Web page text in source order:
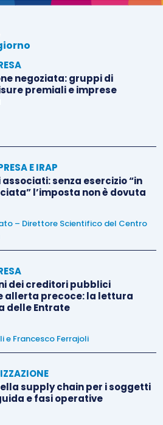
negoziata: gruppi di
premiali e imprese
E IRAP
associati: senza esercizio “in
l’imposta non è dovuta
– Direttore Scientifico del Centro
dei creditori pubblici
allerta precoce: la lettura
delle Entrate
e Francesco Ferrajoli
supply chain per i soggetti
e fasi operative